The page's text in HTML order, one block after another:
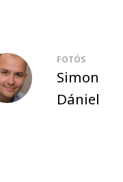
FOTÓS
Simon
Dániel